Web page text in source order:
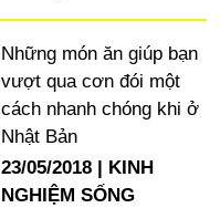
Những món ăn giúp bạn
vượt qua cơn đói một
cách nhanh chóng khi ở
Nhật Bản
23/05/2018
KINH
NGHIỆM SỐNG